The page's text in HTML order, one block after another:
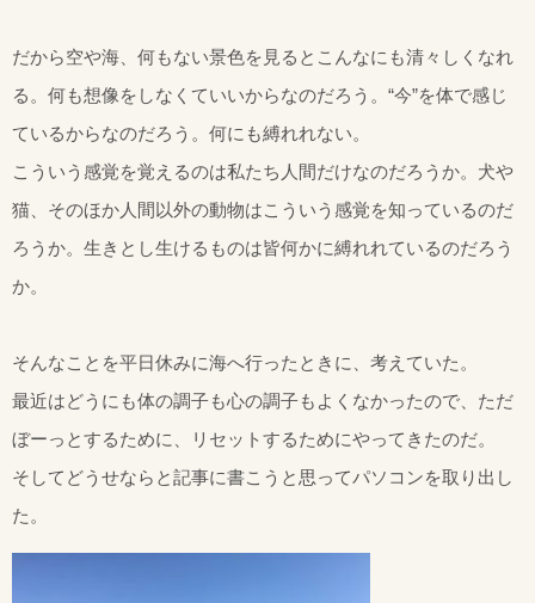
だから空や海、何もない景色を見るとこんなにも清々しくなれ
る。何も想像をしなくていいからなのだろう。“今”を体で感じ
ているからなのだろう。何にも縛れれない。
こういう感覚を覚えるのは私たち人間だけなのだろうか。犬や
猫、そのほか人間以外の動物はこういう感覚を知っているのだ
ろうか。生きとし生けるものは皆何かに縛れれているのだろう
か。
そんなことを平日休みに海へ行ったときに、考えていた。
最近はどうにも体の調子も心の調子もよくなかったので、ただ
ぼーっとするために、リセットするためにやってきたのだ。
そしてどうせならと記事に書こうと思ってパソコンを取り出し
た。